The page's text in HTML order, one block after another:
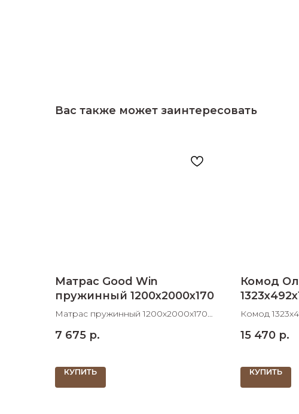
Вас также может заинтересовать
Матрас Good Win
пружинный 1200х2000х170
Матрас пружинный 1200х2000х170
7 675 р.
КУПИТЬ
Комод
Комод
15 470 р.
КУПИТЬ